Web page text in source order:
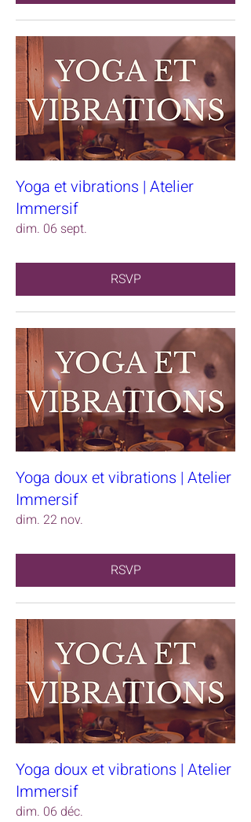
Yoga et vibrations | Atelier
Immersif
dim. 06 sept.
RSVP
Yoga doux et vibrations | Atelier
Immersif
dim. 22 nov.
RSVP
Yoga doux et vibrations | Atelier
Immersif
dim. 06 déc.